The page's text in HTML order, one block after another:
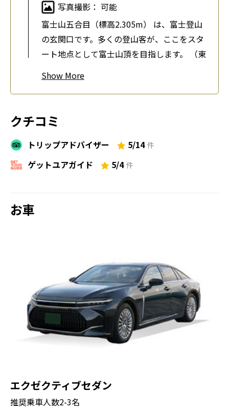
写真撮影： 可能
富士山五合目（標高2.305m） は、富士登山
の玄関口です。多くの登山客が、ここをスタ
ート地点として富士山頂を目指します。 （東
す）
写真撮影： 可能
富士山の五合目からトレッキングがスタート
の変更も喜んで承りますので、どうぞ安心し
てお任せください。
お送り（都内のホテル、駅、店舗、ご自宅な
ど）
Show
クチコミ
トリップアドバイザー 5/14 件
ゲットユアガイド 5/4 件
お車
エクゼクティブセダン
推奨乗車人数2-3名